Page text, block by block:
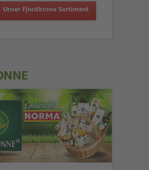
Unser Fjordkrone Sortiment